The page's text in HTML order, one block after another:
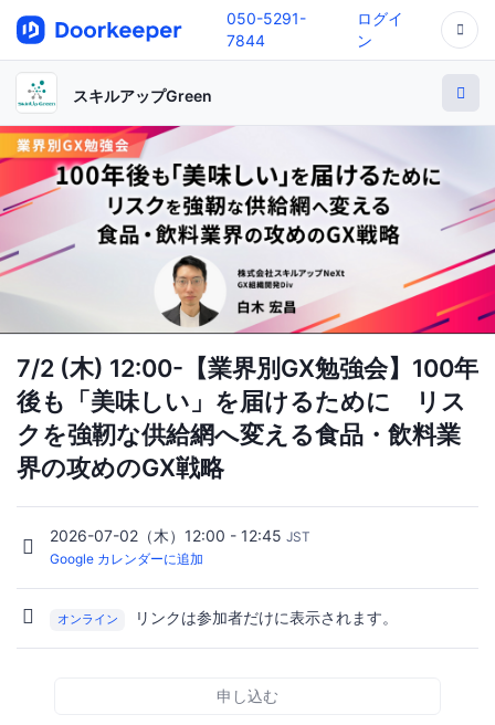
050-5291-
7844
ログイ
ン
スキルアップGreen
7/2 (木) 12:00-【業界別GX勉強会】100年
後も「美味しい」を届けるために リス
クを強靭な供給網へ変える食品・飲料業
界の攻めのGX戦略
2026-07-02（木）12:00 - 12:45 JST
Google カレンダーに追加
オンライン リンクは参加者だけに表示されます。
申し込む